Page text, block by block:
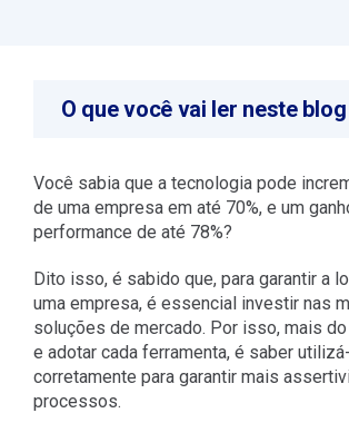
Você sabia que a tecnologia pode
de uma empresa em até 70%, e um
performance de até 78%?
Dito isso, é sabido que, para garantir a
uma empresa, é essencial investir nas
soluções de mercado. Por isso, mais
e adotar cada ferramenta, é saber
corretamente para garantir mais
processos.
O que você vai ler neste blog